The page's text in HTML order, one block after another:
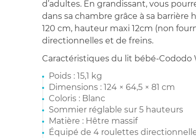
d’adultes. En grandissant, vous
dans sa chambre grâce à sa barrière
120 cm, hauteur maxi 12cm (non
directionnelles et de freins.
Caractéristiques du lit bébé-Cododo
Poids : 15,1 kg
Dimensions : 124 × 64,5 × 81 cm
Coloris : Blanc
Sommier réglable sur 5 hauteurs
Matière : Hêtre massif
Équipé de 4 roulettes